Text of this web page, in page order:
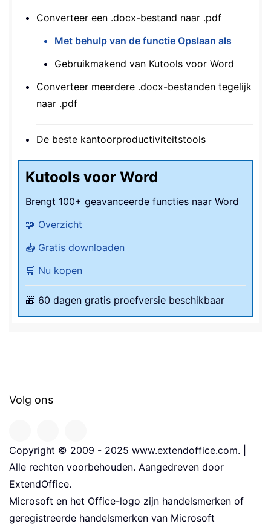
Converteer een .docx-bestand naar .pdf
Met behulp van de functie Opslaan als
Gebruikmakend van Kutools voor Word
Converteer meerdere .docx-bestanden tegelijk
naar .pdf
De beste kantoorproductiviteitstools
Kutools voor Word
Brengt 100+ geavanceerde functies naar Word
🧩 Overzicht
📥 Gratis downloaden
🛒 Nu kopen
🎁 60 dagen gratis proefversie beschikbaar
Volg ons
Copyright © 2009 - 2025 www.extendoffice.com. |
Alle rechten voorbehouden. Aangedreven door
ExtendOffice.
Microsoft en het Office-logo zijn handelsmerken of
geregistreerde handelsmerken van Microsoft